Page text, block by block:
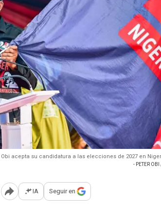
Obi acepta su candidatura a las elecciones de 2027 en
- PETER OBI
Abrir opciones para compartir
IA Seguir en